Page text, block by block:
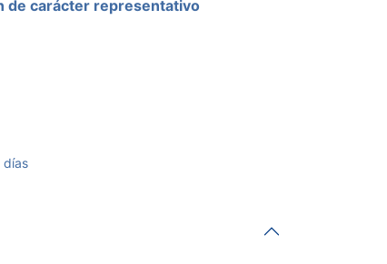
de carácter representativo
días